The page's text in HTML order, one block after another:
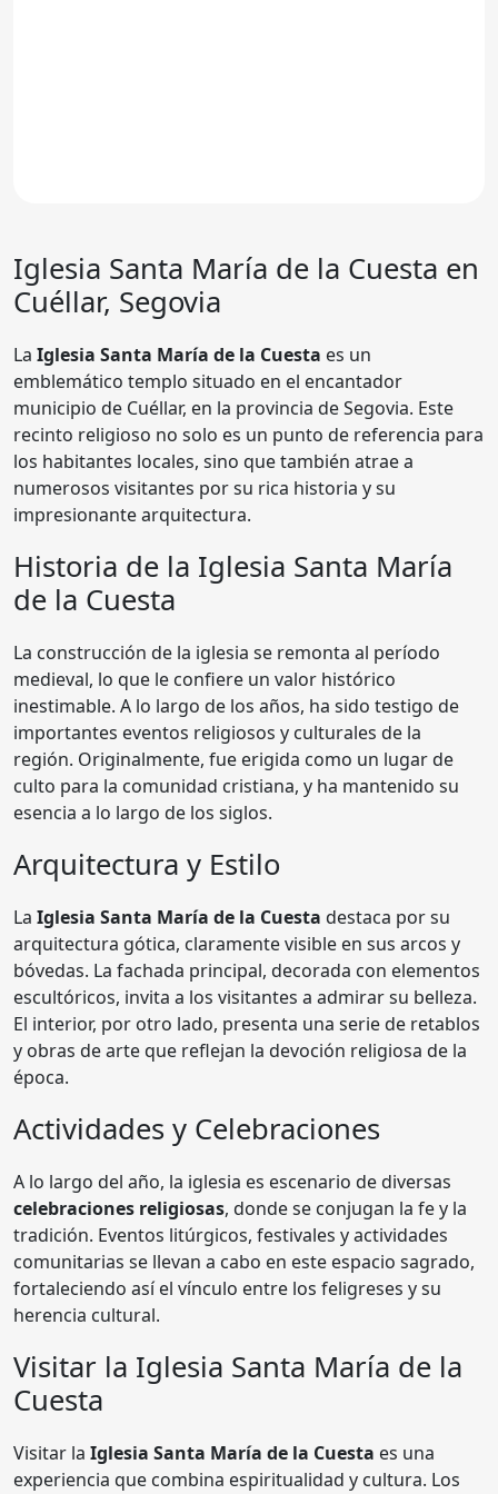
Iglesia Santa María de la Cuesta en
Cuéllar, Segovia
La Iglesia Santa María de la Cuesta es un
emblemático templo situado en el encantador
municipio de Cuéllar, en la provincia de Segovia. Este
recinto religioso no solo es un punto de referencia para
los habitantes locales, sino que también atrae a
numerosos visitantes por su rica historia y su
impresionante arquitectura.
Historia de la Iglesia Santa María
de la Cuesta
La construcción de la iglesia se remonta al período
medieval, lo que le confiere un valor histórico
inestimable. A lo largo de los años, ha sido testigo de
importantes eventos religiosos y culturales de la
región. Originalmente, fue erigida como un lugar de
culto para la comunidad cristiana, y ha mantenido su
esencia a lo largo de los siglos.
Arquitectura y Estilo
La Iglesia Santa María de la Cuesta destaca por su
arquitectura gótica, claramente visible en sus arcos y
bóvedas. La fachada principal, decorada con elementos
escultóricos, invita a los visitantes a admirar su belleza.
El interior, por otro lado, presenta una serie de retablos
y obras de arte que reflejan la devoción religiosa de la
época.
Actividades y Celebraciones
A lo largo del año, la iglesia es escenario de diversas
celebraciones religiosas, donde se conjugan la fe y la
tradición. Eventos litúrgicos, festivales y actividades
comunitarias se llevan a cabo en este espacio sagrado,
fortaleciendo así el vínculo entre los feligreses y su
herencia cultural.
Visitar la Iglesia Santa María de la
Cuesta
Visitar la Iglesia Santa María de la Cuesta es una
experiencia que combina espiritualidad y cultura. Los